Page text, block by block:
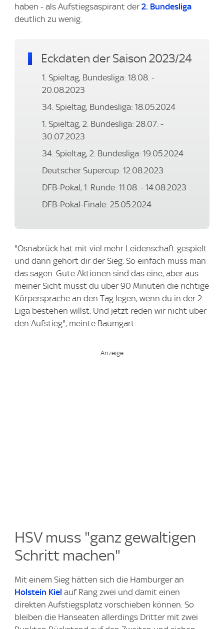
haben - als Aufstiegsaspirant der 2. Bundesliga
deutlich zu wenig.
Eckdaten der Saison 2023/24
1. Spieltag, Bundesliga: 18.08. -
20.08.2023
34. Spieltag, Bundesliga: 18.05.2024
1. Spieltag, 2. Bundesliga: 28.07. -
30.07.2023
34. Spieltag, 2. Bundesliga: 19.05.2024
Deutscher Supercup: 12.08.2023
DFB-Pokal, 1. Runde: 11.08. - 14.08.2023
DFB-Pokal-Finale: 25.05.2024
"Osnabrück hat mit viel mehr Leidenschaft gespielt
und dann gehört dir der Sieg. So einfach muss man
das sagen. Gute Aktionen sind das eine, aber aus
meiner Sicht musst du über 90 Minuten die richtige
Körpersprache an den Tag legen, wenn du in der 2.
Liga bestehen willst. Und jetzt reden wir nicht über
den Aufstieg", meinte Baumgart.
HSV muss "ganz gewaltigen
Schritt machen"
Mit einem Sieg hätten sich die Hamburger an
Holstein Kiel auf Rang zwei und damit einen
direkten Aufstiegsplatz vorschieben können. So
bleiben die Hanseaten allerdings Dritter mit zwei